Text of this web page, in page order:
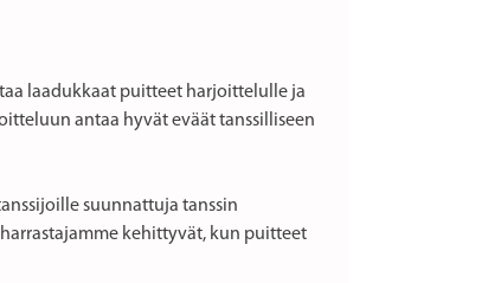
laadukkaat puitteet harjoittelulle ja
antaa hyvät eväät tanssilliseen
suunnattuja tanssin
kehittyvät, kun puitteet